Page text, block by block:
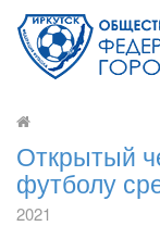
Открытый
футболу
2021